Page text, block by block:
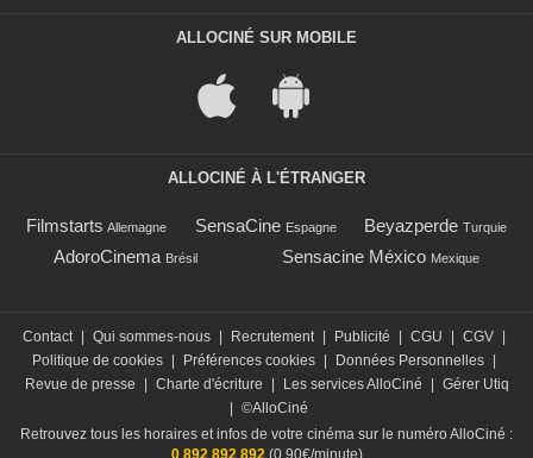
ALLOCINÉ SUR MOBILE
ALLOCINÉ À L'ÉTRANGER
Filmstarts Allemagne SensaCine Espagne Beyazperde Turquie
AdoroCinema Brésil Sensacine México Mexique
Contact Qui sommes-nous Recrutement Publicité CGU CGV
Politique de cookies
Préférences cookies Données Personnelles
Revue de presse
Charte d'écriture Les services AlloCiné
Gérer Utiq
©AlloCiné
Retrouvez tous les horaires et infos de votre cinéma sur le numéro AlloCiné :
0 892 892 892 (0,90€/minute)